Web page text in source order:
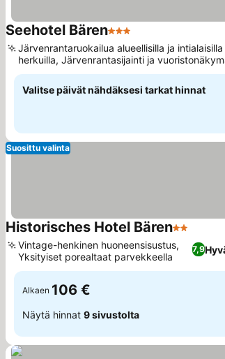
Seehotel Bären3 Tähtiluokitus
Järvenrantaruokailua alueellisilla ja intialaisilla
herkuilla, Järvenrantasijainti ja
Valitse päivät nähdäksesi tarkat hinnat
Suosittu valinta
Historisches Hotel Bären2
7,9
Vintage-henkinen huoneensisustus,
Yksityiset porealtaat parvekkeella
Alkaen 106 €
Näytä hinnat 9 sivustolta